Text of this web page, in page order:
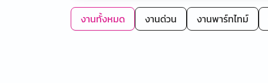
งานทั้งหมด งานด่วน งานพาร์ทไทม์